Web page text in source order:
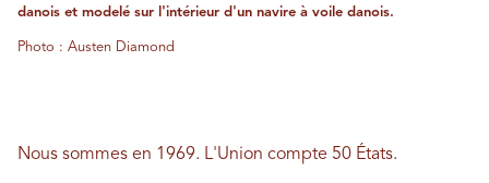
danois et modelé sur l'intérieur d'un navire à voile danois.
Photo : Austen Diamond
Nous sommes en 1969. L'Union compte 50 États.